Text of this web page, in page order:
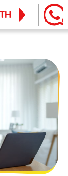
าก่อสร้าง/ติดตั้ง
TH